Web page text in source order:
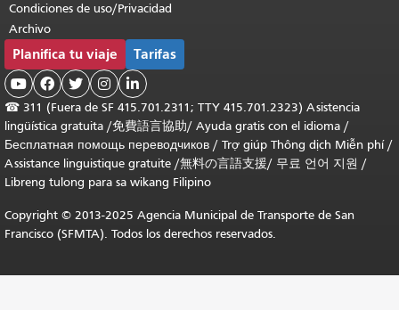
Condiciones de uso/Privacidad
Archivo
Planifica tu viaje Tarifas
    
☎ 311 (Fuera de SF 415.701.2311; TTY 415.701.2323) Asistencia
lingüística gratuita /免費語言協助/ Ayuda gratis con el idioma /
Бесплатная помощь переводчиков / Trợ giúp Thông dịch Miễn phí/
Assistance linguistique gratuite /無料の言語支援/ 무료 언어 지원 /
Libreng tulong para sa wikang Filipino
Copyright © 2013-2025 Agencia Municipal de Transporte de San
Francisco (SFMTA). Todos los derechos reservados.